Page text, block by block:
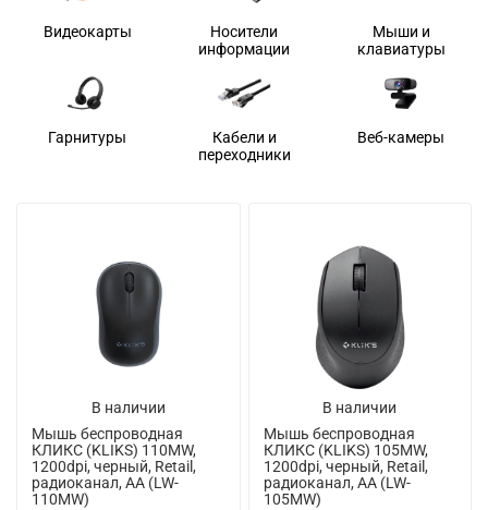
Видеокарты
Носители
информации
Мыши и
клавиатуры
Гарнитуры
Кабели и
переходники
Веб-камеры
В наличии
Мышь беспроводная
КЛИКС (KLIKS) 110MW,
1200dpi, черный, Retail,
радиоканал, AA (LW-
110MW)
В наличии
Мышь беспроводная
КЛИКС (KLIKS) 105MW,
1200dpi, черный, Retail,
радиоканал, AA (LW-
105MW)